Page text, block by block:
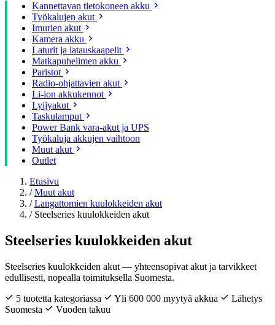
Kannettavan tietokoneen akku
Työkalujen akut
Imurien akut
Kamera akku
Laturit ja latauskaapelit
Matkapuhelimen akku
Paristot
Radio-ohjattavien akut
Li-ion akkukennot
Lyijyakut
Taskulamput
Power Bank vara-akut ja UPS
Työkaluja akkujen vaihtoon
Muut akut
Outlet
Etusivu
/ Muut akut
/ Langattomien kuulokkeiden akut
/ Steelseries kuulokkeiden akut
Steelseries kuulokkeiden akut
Steelseries kuulokkeiden akut — yhteensopivat akut ja tarvikkeet
edullisesti, nopealla toimituksella Suomesta.
5 tuotetta kategoriassa
Yli 600 000 myytyä akkua
Lähetys
Suomesta
Vuoden takuu